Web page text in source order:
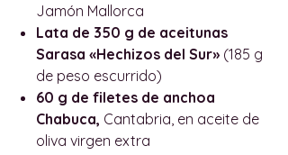
Jamón Mallorca
Lata de 350 g de aceitunas
Sarasa «Hechizos del Sur» (185 g
de peso escurrido)
60 g de filetes de anchoa
Chabuca, Cantabria, en aceite de
oliva virgen extra